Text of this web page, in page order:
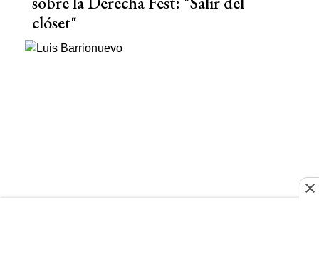
clóset"